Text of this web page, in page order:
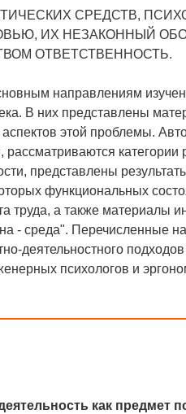
СРЕДСТВ,
ИХ НЕЗАКОННЫЙ
ОТВЕТСТВЕННОСТЬ.
направлениям
В них представлены
этой проблемы.
категории
представлены
функциональных
труда, а также материалы
- среда". Перечисленные
деятельностного
психологов и
как предмет